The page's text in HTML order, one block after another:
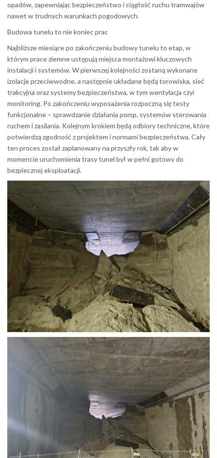
opadów, zapewniając bezpieczeństwo i ciągłość ruchu tramwajów
nawet w trudnych warunkach pogodowych.
Budowa tunelu to nie koniec prac
Najbliższe miesiące po zakończeniu budowy tunelu to etap, w
którym prace ziemne ustępują miejsca montażowi kluczowych
instalacji i systemów. W pierwszej kolejności zostaną wykonane
izolacje przeciwwodne, a następnie układane będą torowiska, sieć
trakcyjna oraz systemy bezpieczeństwa, w tym wentylacja czyi
monitoring. Po zakończeniu wyposażenia rozpoczną się testy
funkcjonalne – sprawdzanie działania pomp, systemów sterowania
ruchem i zasilania. Kolejnym krokiem będą odbiory techniczne, które
potwierdzą zgodność z projektem i normami bezpieczeństwa. Cały
ten proces został zaplanowany na przyszły rok, tak aby w
momencie uruchomienia trasy tunel był w pełni gotowy do
bezpiecznej eksploatacji.